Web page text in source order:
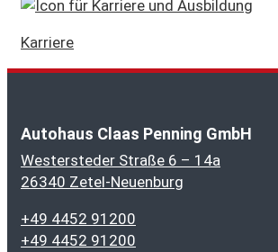
Karriere
Autohaus Claas Penning GmbH
Westersteder Straße 6 – 14a
26340 Zetel-Neuenburg
+49 4452 91200
+49 4452 91200